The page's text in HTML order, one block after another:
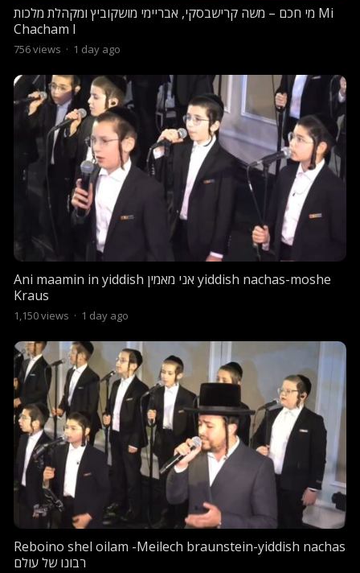
מי חכם – משה קרישבסקי, אבריימי מושקוביץ ומקהלת מלכות Mi
Chacham I
756views · 1 day ago
Ani maamin in yiddish אני מאמין yiddish nachas-moshe
Kraus
1,150views · 1 day ago
Reboino shel oilam -Meilech braunstein-yiddish nachas
רבונו של עולם